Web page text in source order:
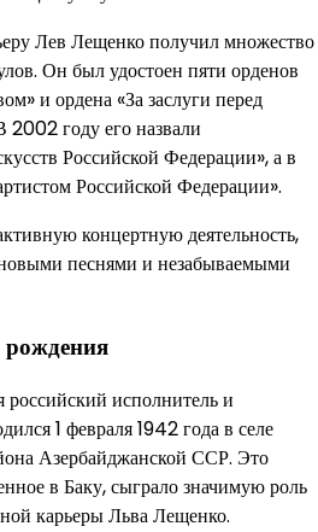
Лев Лещенко получил множество
Он был удостоен пяти орденов
и ордена «За заслуги перед
2002 году его назвали
Российской Федерации», а в
Российской Федерации».
концертную деятельность,
песнями и незабываемыми
рождения
исполнитель и
1 февраля 1942 года в селе
Азербайджанской ССР. Это
в Баку, сыграло значимую роль
карьеры Льва Лещенко.